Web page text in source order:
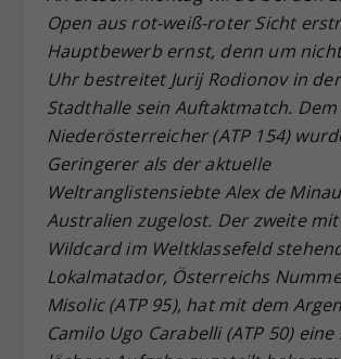
Open aus rot-weiß-roter Sicht
Hauptbewerb ernst, denn um
Uhr bestreitet Jurij Rodionov in
Stadthalle sein Auftaktmatch. Dem
Niederösterreicher (ATP 154)
Geringerer als der aktuelle
Weltranglistensiebte Alex de
Australien zugelost. Der zweite
Wildcard im Weltklassefeld
Lokalmatador, Österreichs
Misolic (ATP 95), hat mit dem
Camilo Ugo Carabelli (ATP 50)
Zweck
Dieser Wert speichert
Einstellungen. Unter
zufällig generierte ID,
historische Speicherung
Webseiten-Betreiber dies
hat.